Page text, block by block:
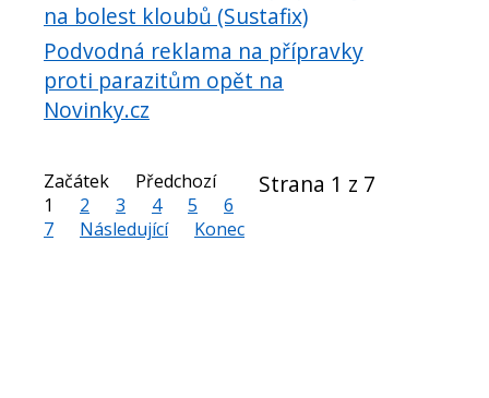
na bolest kloubů (Sustafix)
Podvodná reklama na přípravky
proti parazitům opět na
Novinky.cz
Strana 1 z 7
Začátek
Předchozí
1
2 3 4 5
6
7
Následující Konec